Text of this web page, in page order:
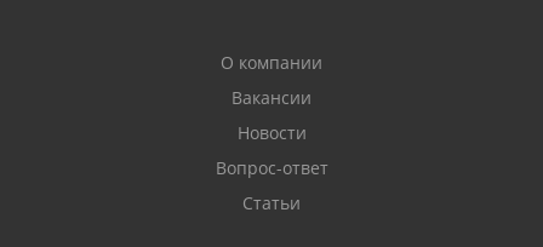
О компании
Вакансии
Новости
Вопрос-ответ
Статьи